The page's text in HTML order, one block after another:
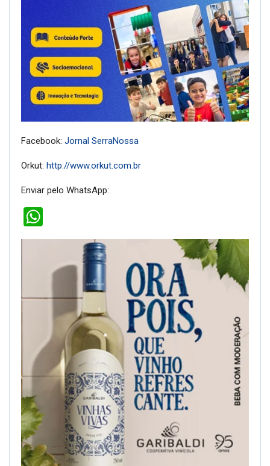
Facebook: Jornal SerraNossa
Orkut: http://www.orkut.com.br
Enviar pelo WhatsApp: